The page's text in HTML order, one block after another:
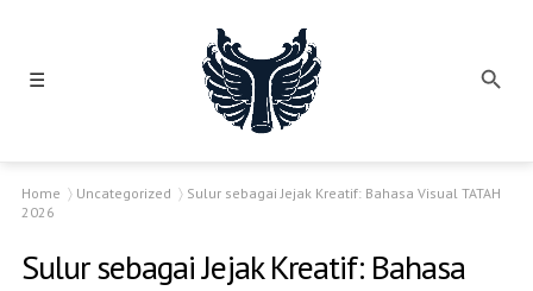
☰
Home Uncategorized
Sulur sebagai Jejak Kreatif: Bahasa Visual TATAH
2026
Sulur sebagai Jejak Kreatif: Bahasa